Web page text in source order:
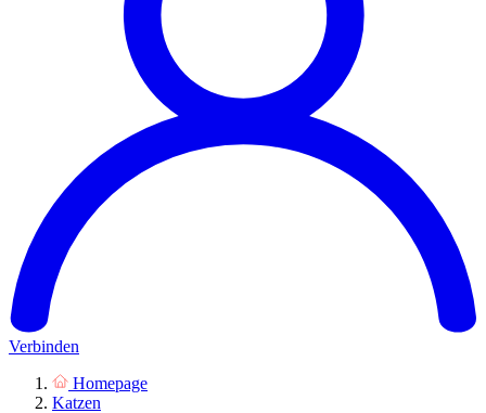
Verbinden
Homepage
Katzen